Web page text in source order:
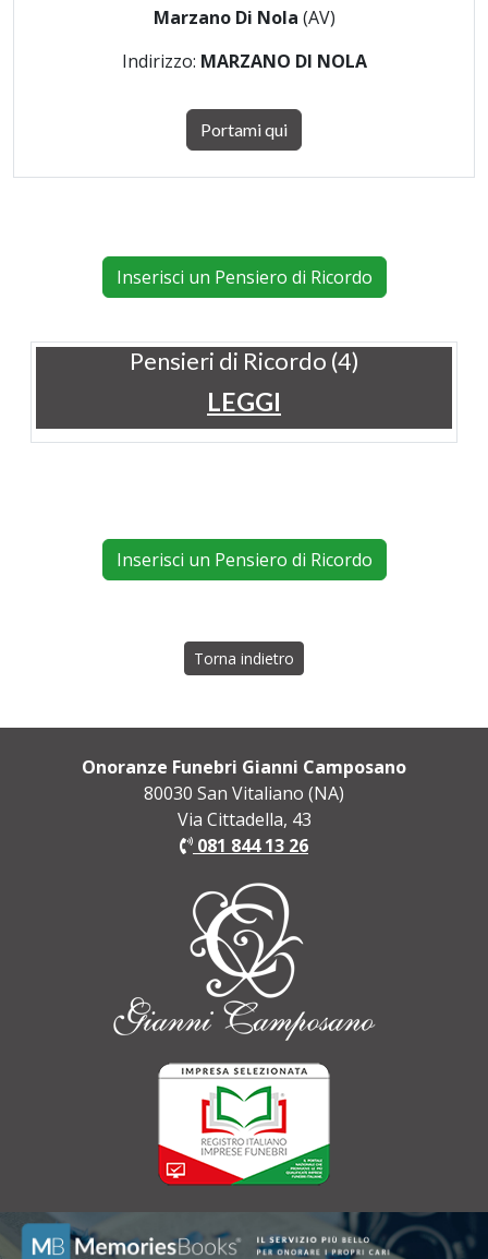
Marzano Di Nola (AV)
Indirizzo: MARZANO DI NOLA
Portami qui
Inserisci un Pensiero di Ricordo
Pensieri di Ricordo (4)
LEGGI
Inserisci un Pensiero di Ricordo
Torna indietro
Onoranze Funebri Gianni Camposano
80030 San Vitaliano (NA)
Via Cittadella, 43
081 844 13 26